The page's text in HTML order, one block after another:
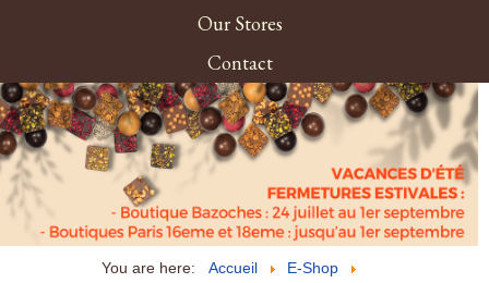
Our Stores
Contact
You are here: Accueil
E-Shop